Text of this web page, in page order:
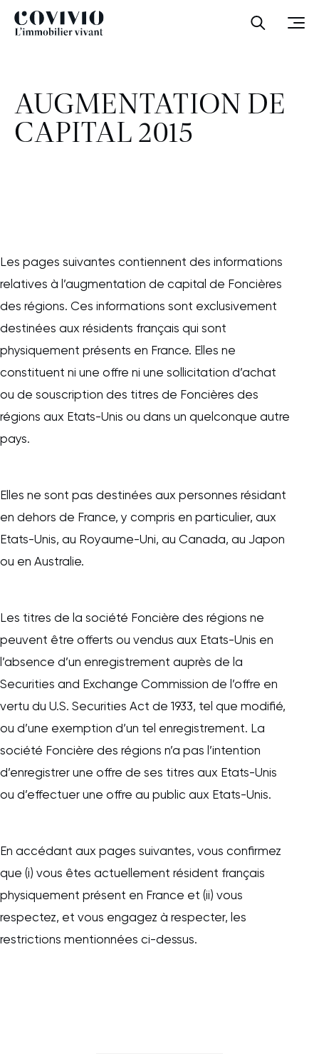
Covivio Ouvrir la
AUGMENTATION DE
CAPITAL 2015
Les pages suivantes contiennent des informations
relatives à l’augmentation de capital de Foncières
des régions. Ces informations sont exclusivement
destinées aux résidents français qui sont
physiquement présents en France. Elles ne
constituent ni une offre ni une sollicitation d’achat
ou de souscription des titres de Foncières des
régions aux Etats-Unis ou dans un quelconque autre
pays.
Elles ne sont pas destinées aux personnes résidant
en dehors de France, y compris en particulier, aux
Etats-Unis, au Royaume-Uni, au Canada, au Japon
ou en Australie.
Les titres de la société Foncière des régions ne
peuvent être offerts ou vendus aux Etats-Unis en
l’absence d’un enregistrement auprès de la
Securities and Exchange Commission de l’offre en
vertu du U.S. Securities Act de 1933, tel que modifié,
ou d’une exemption d’un tel enregistrement. La
société Foncière des régions n’a pas l’intention
d’enregistrer une offre de ses titres aux Etats-Unis
ou d’effectuer une offre au public aux Etats-Unis.
En accédant aux pages suivantes, vous confirmez
que (i) vous êtes actuellement résident français
physiquement présent en France et (ii) vous
respectez, et vous engagez à respecter, les
restrictions mentionnées ci-dessus.